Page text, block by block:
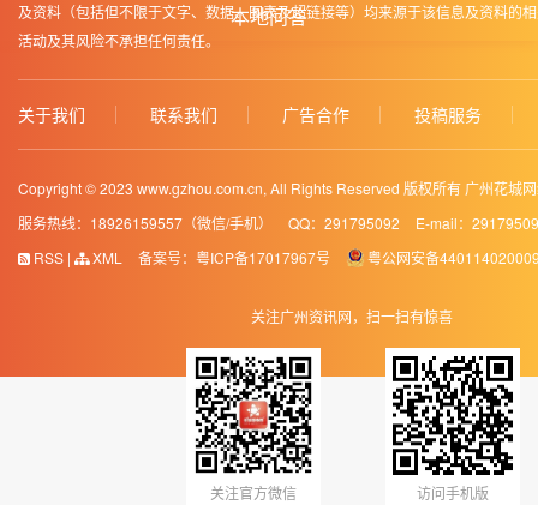
本地问答
及资料（包括但不限于文字、数据、图表及超链接等）均来源于该信息及资料
活动及其风险不承担任何责任。
关于我们 联系我们 广告合作 投稿服务
Copyright © 2023 www.gzhou.com.cn, All Rights Reserved 版权所有 广州花城
服务热线：18926159557（微信/手机）
QQ：291795092
E-mail：
RSS | XML 备案号： 粤ICP备17017967号 粤公网安备
关注广州资讯网，扫一扫有惊喜
关注官方微信 访问手机版